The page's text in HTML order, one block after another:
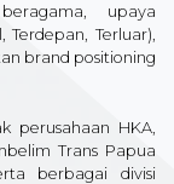
upaya
Terluar),
brand positioning
perusahaan HKA,
Trans Papua
berbagai divisi